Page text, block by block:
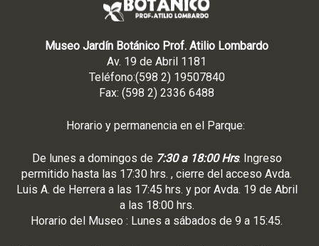
Museo Jardín Botánico Prof. Atilio Lombardo
Av. 19 de Abril 1181
Teléfono:(598 2) 19507840
Fax: (598 2) 2336 6488
Horario y permanencia en el Parque:
De lunes a domingos de 7:30 a 18:00 Hrs. Ingreso
permitido hasta las 17:30 hrs. , cierre del acceso Avda.
Luis A. de Herrera a las 17:45 hrs. y por Avda. 19 de Abril
a las 18:00 hrs.
Horario del Museo : Lunes a sábados de 9 a 15:45.